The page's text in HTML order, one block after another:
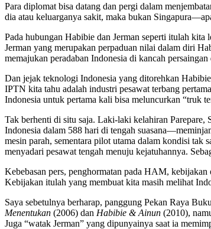
Para diplomat bisa datang dan pergi dalam
dia atau keluarganya sakit, maka bukan
Pada hubungan Habibie dan Jerman seperti itulah
Jerman yang merupakan perpaduan nilai dalam diri
memajukan peradaban Indonesia di kancah persaingan
Dan jejak teknologi Indonesia yang ditorehkan
IPTN kita tahu adalah industri pesawat terbang
Indonesia untuk pertama kali bisa meluncurkan “truk
Tak berhenti di situ saja. Laki-laki kelahiran Parepare,
Indonesia dalam 588 hari di tengah
mesin parah, sementara pilot utama dalam kondisi tak
menyadari pesawat tengah menuju kejatuhannya.
Kebebasan pers, penghormatan pada HAM,
Kebijakan itulah yang membuat kita masih melihat
Saya sebetulnya berharap, panggung Pekan Raya
Menentukan (2006) dan Habibie & Ainun (2010),
Juga “watak Jerman” yang dipunyainya saat ia